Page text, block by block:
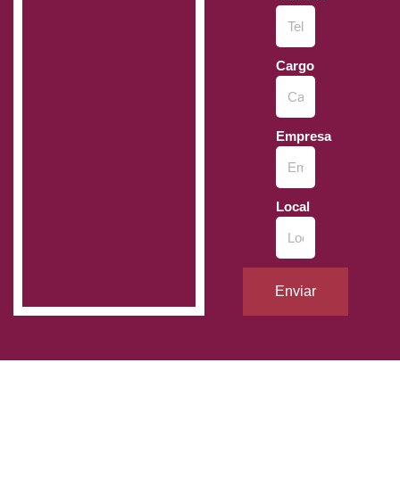
Cargo
Empresa
Local
Enviar